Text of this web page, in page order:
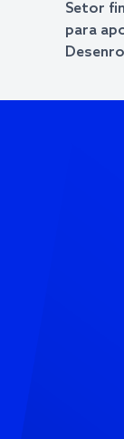
Setor
para